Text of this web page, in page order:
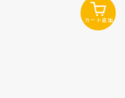
カート追加